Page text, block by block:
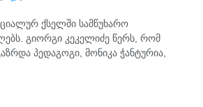
ქსელში სამწუხარო
გიორგი კეკელიძე წერს, რომ
პედაგოგი, მონიკა ჭანტურია,
მიმართ განსაკუთრებული
„არასდროს მგონებია, რომ აქ,